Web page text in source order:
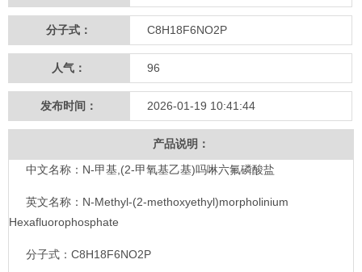
分子式： C8H18F6NO2P
人气： 96
发布时间： 2026-01-19 10:41:44
产品说明：
中文名称：N-甲基,(2-甲氧基乙基)吗啉六氟磷酸盐
英文名称：N-Methyl-(2-methoxyethyl)morpholinium
Hexafluorophosphate
分子式：C8H18F6NO2P